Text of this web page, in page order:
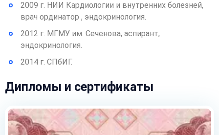
2009 г. НИИ Кардиологии и внутренних болезней,
врач ординатор , эндокринология.
2012 г. МГМУ им. Сеченова, аспирант,
эндокринология.
2014 г. СПбИГ.
Дипломы и сертификаты